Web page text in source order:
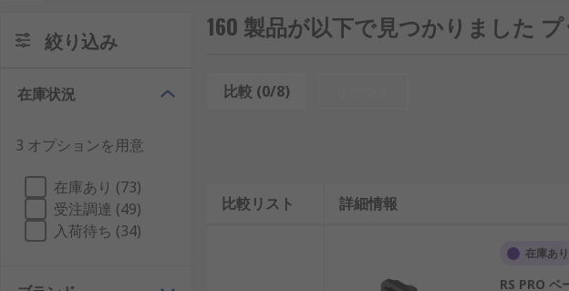
絞り込み
在庫状況
3 オプションを用意
在庫あり (73)
受注調達 (49)
入荷待ち (34)
160 製品が以下で見つかりました
比較 (0/8)
比較リスト 詳細情報
在庫あり
RS PRO ベ